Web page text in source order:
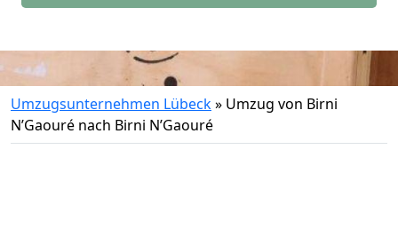
Umzugsunternehmen Lübeck» Umzug von Birni
N’Gaouré nach Birni N’Gaouré